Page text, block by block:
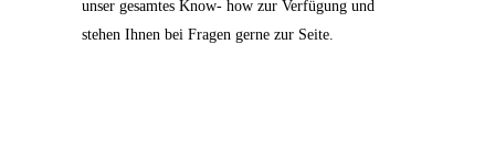
unser gesamtes Know- how zur Verfügung und
stehen Ihnen bei Fragen gerne zur Seite.